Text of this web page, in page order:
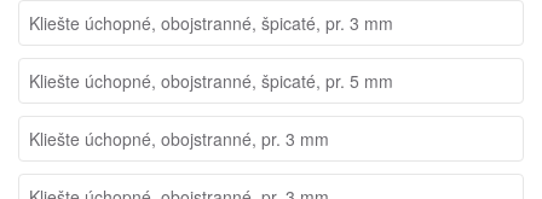
Kliešte úchopné, obojstranné, špicaté, pr. 3 mm
Kliešte úchopné, obojstranné, špicaté, pr. 5 mm
Kliešte úchopné, obojstranné, pr. 3 mm